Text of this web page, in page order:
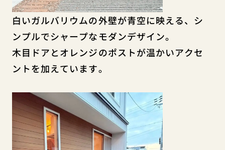
白いガルバリウムの外壁が青空に映える、シ
ンプルでシャープなモダンデザイン。
木目ドアとオレンジのポストが温かいアクセ
ントを加えています。